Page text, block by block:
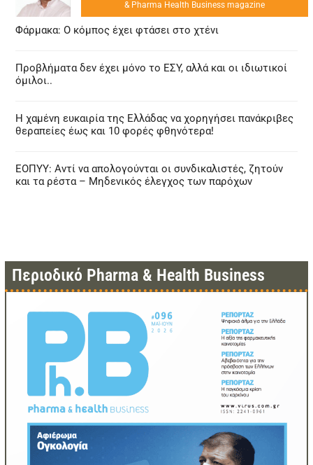
& Pharma Health Business magazine
Φάρμακα: Ο κόμπος έχει φτάσει στο χτένι
Προβλήματα δεν έχει μόνο το ΕΣΥ, αλλά και οι ιδιωτικοί
όμιλοι..
Η χαμένη ευκαιρία της Ελλάδας να χορηγήσει πανάκριβες
θεραπείες έως και 10 φορές φθηνότερα!
ΕΟΠΥΥ: Αντί να απολογούνται οι συνδικαλιστές, ζητούν
και τα ρέστα – Μηδενικός έλεγχος των παρόχων
Περιοδικό Pharma & Health Business